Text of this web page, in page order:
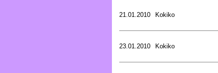
21.01.2010 Kokiko
23.01.2010 Kokiko